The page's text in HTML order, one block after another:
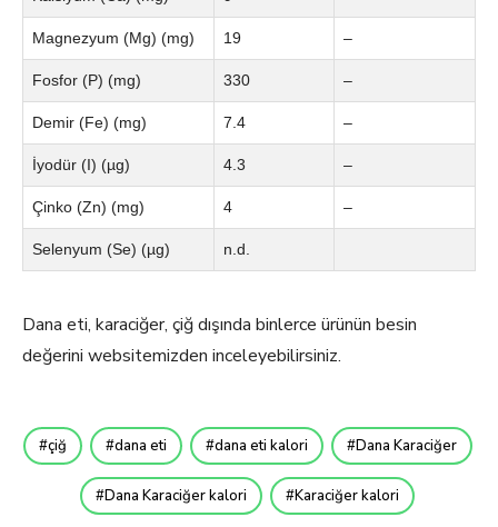
Magnezyum (Mg) (mg) 19 –
Fosfor (P) (mg) 330 –
Demir (Fe) (mg) 7.4 –
İyodür (I) (µg) 4.3 –
Çinko (Zn) (mg) 4 –
Selenyum (Se) (µg) n.d.
Dana eti, karaciğer, çiğ dışında binlerce ürünün besin
değerini websitemizden inceleyebilirsiniz.
çiğ dana eti dana eti kalori Dana Karaciğer
Dana Karaciğer kalori Karaciğer kalori